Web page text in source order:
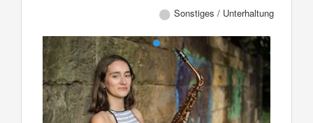
Sonstiges / Unterhaltung